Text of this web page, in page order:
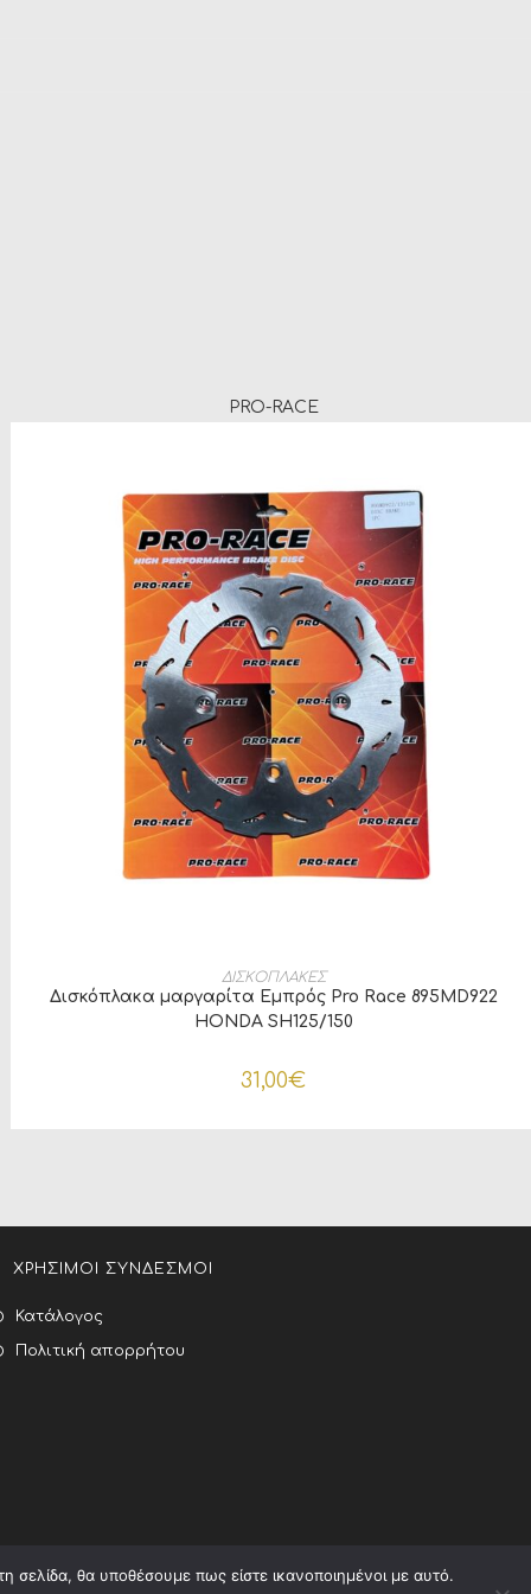
PRO-RACE
ΠΡΟΣΘΉΚΗ ΣΤΟ ΚΑΛΆΘΙ
ΔΙΣΚΟΠΛΑΚΕΣ
Δισκόπλακα μαργαρίτα Εμπρός Pro Race 895MD922
HONDA SH125/150
31,00€
ΧΡΗΣΙΜΟΙ ΣΥΝΔΕΣΜΟΙ
Κατάλογος
Πολιτική απορρήτου
σελίδα, θα υποθέσουμε πως είστε ικανοποιημένοι με αυτό.